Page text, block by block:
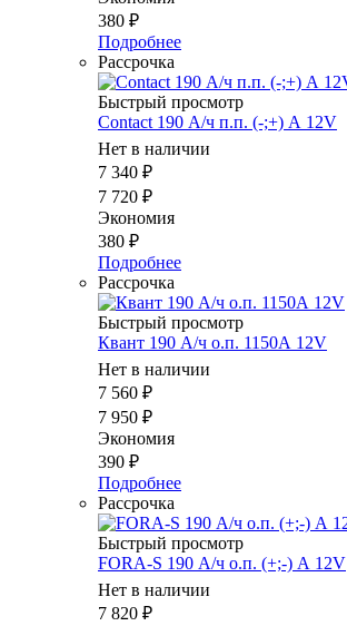
380 ₽
Подробнее
Рассрочка
Быстрый просмотр
Contact 190 А/ч п.п. (-;+) А 12V
Нет в наличии
7 340 ₽
7 720 ₽
Экономия
380 ₽
Подробнее
Рассрочка
Быстрый просмотр
Квант 190 А/ч о.п. 1150А 12V
Нет в наличии
7 560 ₽
7 950 ₽
Экономия
390 ₽
Подробнее
Рассрочка
Быстрый просмотр
FORA-S 190 А/ч о.п. (+;-) А 12V
Нет в наличии
7 820 ₽